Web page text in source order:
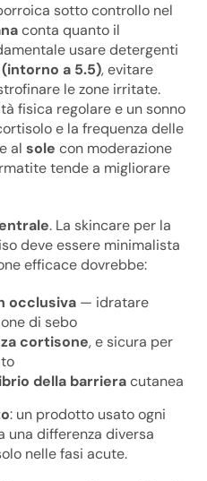
sotto controllo nel
conta quanto il
usare detergenti
a 5.5), evitare
le zone irritate.
fisica regolare e un sonno
e la frequenza delle
al sole con moderazione
tende a migliorare
. La skincare per la
deve essere minimalista
efficace dovrebbe:
occlusiva — idratare
di sebo
cortisone, e sicura per
della barrieracutanea
: un prodotto usato ogni
una differenza diversa
nelle fasi acute.